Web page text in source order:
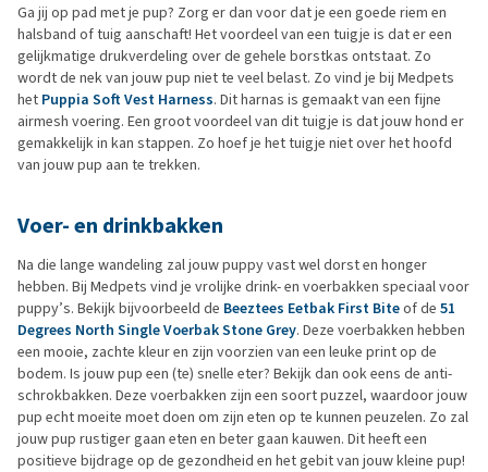
Ga jij op pad met je pup? Zorg er dan voor dat je een goede riem en
halsband of tuig aanschaft! Het voordeel van een tuigje is dat er een
gelijkmatige drukverdeling over de gehele borstkas ontstaat. Zo
wordt de nek van jouw pup niet te veel belast. Zo vind je bij Medpets
het Puppia Soft Vest Harness. Dit harnas is gemaakt van een fijne
airmesh voering. Een groot voordeel van dit tuigje is dat jouw hond er
gemakkelijk in kan stappen. Zo hoef je het tuigje niet over het hoofd
van jouw pup aan te trekken.
Voer- en drinkbakken
Na die lange wandeling zal jouw puppy vast wel dorst en honger
hebben. Bij Medpets vind je vrolijke drink- en voerbakken speciaal voor
puppy’s. Bekijk bijvoorbeeld de Beeztees Eetbak First Biteof de 51
Degrees North Single Voerbak Stone Grey. Deze voerbakken hebben
een mooie, zachte kleur en zijn voorzien van een leuke print op de
bodem. Is jouw pup een (te) snelle eter? Bekijk dan ook eens de anti-
schrokbakken. Deze voerbakken zijn een soort puzzel, waardoor jouw
pup echt moeite moet doen om zijn eten op te kunnen peuzelen. Zo zal
jouw pup rustiger gaan eten en beter gaan kauwen. Dit heeft een
positieve bijdrage op de gezondheid en het gebit van jouw kleine pup!